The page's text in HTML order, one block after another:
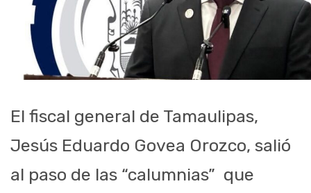
El fiscal general de Tamaulipas,
Jesús Eduardo Govea Orozco, salió
al paso de las “calumnias” que